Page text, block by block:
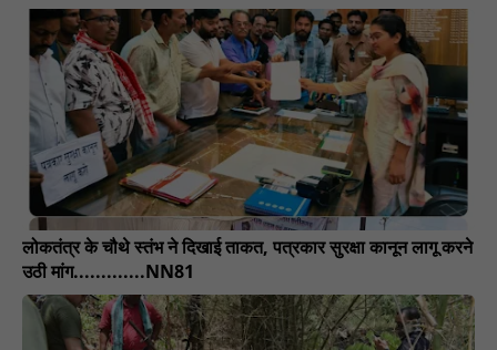
लोकतंत्र के चौथे स्तंभ ने दिखाई ताकत, पत्रकार सुरक्षा कानून लागू करने
उठी मांग.............NN81